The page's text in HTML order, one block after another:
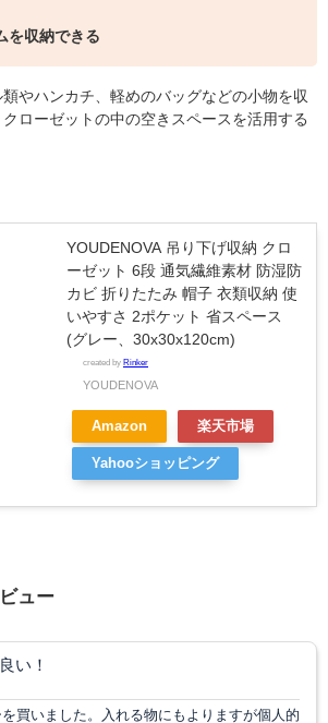
を収納できる
やハンカチ、軽めのバッグなどの小物を収
ローゼットの中の空きスペースを活用する
YOUDENOVA 吊り下げ収納 クロ
ーゼット 6段 通気繊維素材 防湿防
カビ 折りたたみ 帽子 衣類収納 使
いやすさ 2ポケット 省スペース
(グレー、30x30x120cm)
created by Rinker
YOUDENOVA
Amazon 楽天市場
Yahooショッピング
ュー
い！
買いました。入れる物にもよりますが個人的